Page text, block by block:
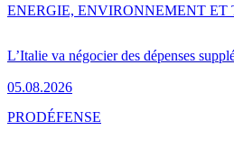
L’Italie va négocier des dépenses
05.08.2026
ENERGIE, ENVIRONNEMENT ET
PRODÉFENSE